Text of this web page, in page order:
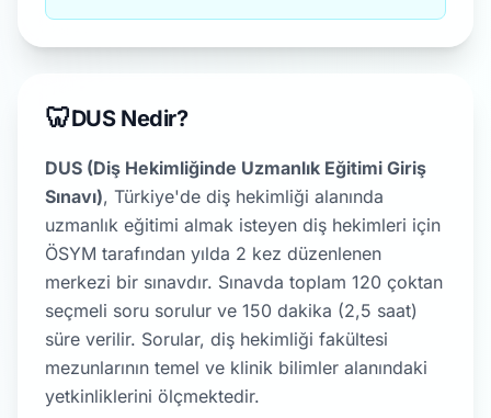
🦷DUS Nedir?
DUS (Diş Hekimliğinde Uzmanlık Eğitimi Giriş
Sınavı), Türkiye'de diş hekimliği alanında
uzmanlık eğitimi almak isteyen diş hekimleri için
ÖSYM tarafından yılda 2 kez düzenlenen
merkezi bir sınavdır. Sınavda toplam 120 çoktan
seçmeli soru sorulur ve 150 dakika (2,5 saat)
süre verilir. Sorular, diş hekimliği fakültesi
mezunlarının temel ve klinik bilimler alanındaki
yetkinliklerini ölçmektedir.